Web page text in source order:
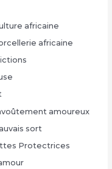
africaine
africaine
amoureux
sort
Protectrices